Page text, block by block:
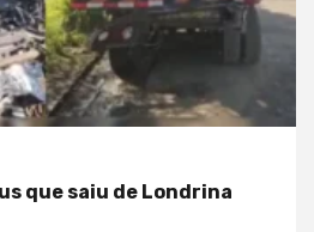
que saiu de Londrina